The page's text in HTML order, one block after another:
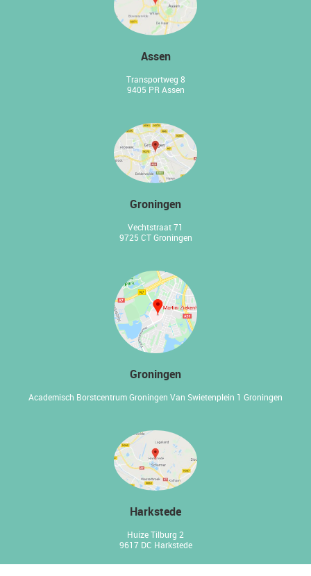
Assen
Transportweg 8
9405 PR Assen
Groningen
Vechtstraat 71
9725 CT Groningen
Groningen
Academisch Borstcentrum Groningen Van Swietenplein 1 Groningen
Harkstede
Huize Tilburg 2
9617 DC Harkstede